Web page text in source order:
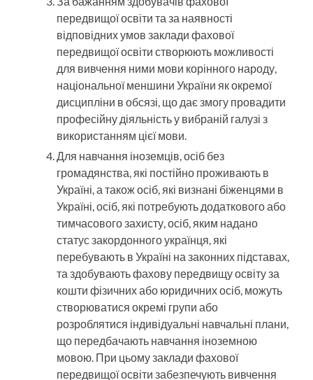
передвищої освіти та за наявності
відповідних умов заклади фахової
передвищої освіти створюють можливості
для вивчення ними мови корінного народу,
національної меншини України як окремої
дисципліни в обсязі, що дає змогу провадити
професійну діяльність у вибраній галузі з
використанням цієї мови.
Для навчання іноземців, осіб без
громадянства, які постійно проживають в
Україні, а також осіб, які визнані біженцями в
Україні, осіб, які потребують додаткового або
тимчасового захисту, осіб, яким надано
статус закордонного українця, які
перебувають в Україні на законних підставах,
та здобувають фахову передвищу освіту за
кошти фізичних або юридичних осіб, можуть
створюватися окремі групи або
розроблятися індивідуальні навчальні плани,
що передбачають навчання іноземною
мовою. При цьому заклади фахової
передвищої освіти забезпечують вивчення